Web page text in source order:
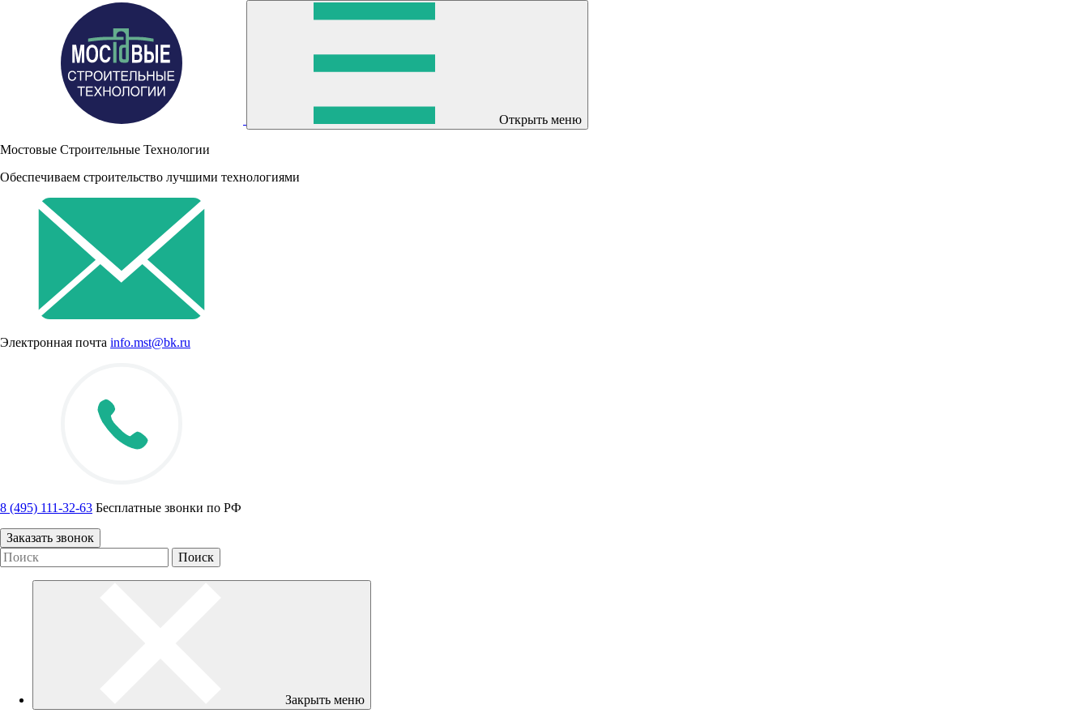
Открыть меню
Мостовые Строительные Технологии
Обеспечиваем строительство лучшими технологиями
Электронная почта info.mst@bk.ru
8 (495) 111-32-63 Бесплатные звонки по РФ
Заказать звонок
Закрыть меню